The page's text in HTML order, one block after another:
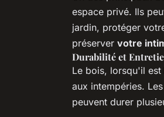
espace privé. Ils
jardin, protéger
préserver votre
Durabilité et
Le bois, lorsqu'il
aux intempéries.
peuvent durer